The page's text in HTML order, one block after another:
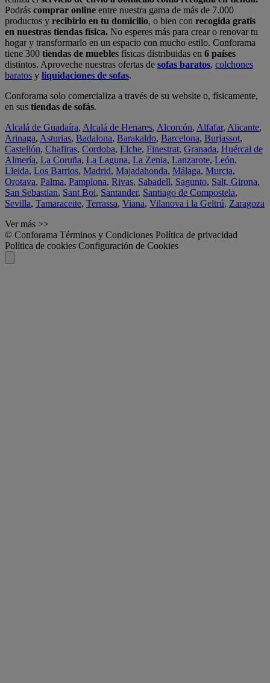
Podrás comprar online entre nuestra gama de más de 7.000
productos y recibirlo en tu domicilio, o bien con recogida gratis
en nuestras tiendas física. No esperes más para crear o renovar tu
hogar y transformarlo en un espacio con mucho estilo. Conforama
tiene 300 tiendas de muebles físicas distribuidas en 6 países
distintos. Aproveche nuestras ofertas de sofas baratos, colchones
baratos y liquidaciones de sofas.
Conforama solo comercializa a través de su website o, físicamente,
en sus tiendas de sofás.
Alcalá de Guadaíra, Alcalá de Henares, Alcorcón, Alfafar, Alicante,
Arinaga, Asturias, Badalona, Barakaldo, Barcelona, Burjassot,
Castellón, Chafiras, Cordoba, Elche, Finestrat, Granada, Huércal de
Almería, La Coruña, La Laguna, La Zenia, Lanzarote, León,
Lleida, Los Barrios, Madrid, Majadahonda, Málaga, Murcia,
Orotava, Palma, Pamplona, Rivas, Sabadell, Sagunto, Salt, Girona,
San Sebastian, Sant Boi, Santander, Santiago de Compostela,
Sevilla, Tamaraceite, Terrassa, Viana, Vilanova i la Geltrú, Zaragoza
Ver más >>
© Conforama Términos y Condiciones Política de privacidad
Política de cookies Configuración de Cookies